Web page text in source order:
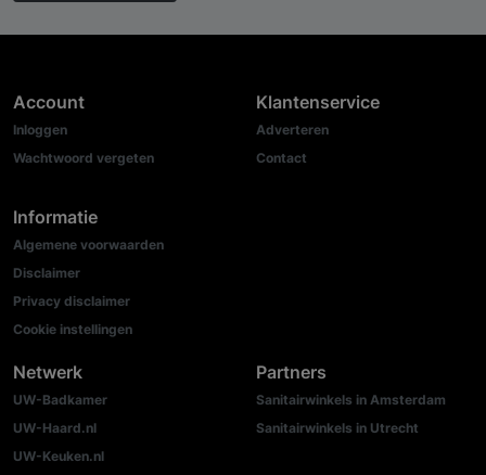
Account
Inloggen
Wachtwoord vergeten
Informatie
Algemene voorwaarden
Disclaimer
Privacy disclaimer
Cookie instellingen
Klantenservice
Adverteren
Contact
Netwerk
UW-Badkamer
UW-Haard.nl
UW-Keuken.nl
Partners
Sanitairwinkels in Amsterdam
Sanitairwinkels in Utrecht